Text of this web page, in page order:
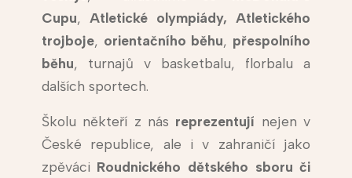
Cupu, Atletické olympiády,
Atletického
trojboje, orientačního běhu, přespolního
běhu, turnajů v basketbalu, florbalu a
dalších sportech.
Školu někteří z nás reprezentují nejen v
České republice, ale i v zahraničí jako
zpěváci Roudnického dětského sboru či